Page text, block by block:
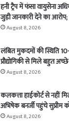
हनी ट्रैप में फंसा वायुसेना
जुड़ी जानकारी देने का
August 8, 2026
लंबित मुकदमों की स्थिति
प्रौद्योगिकी से मिले बहुत
August 8, 2026
कलकत्ता हाईकोर्ट से नहीं
अभिषेक बनर्जी पहुंचे सुप्रीम
August 8, 2026